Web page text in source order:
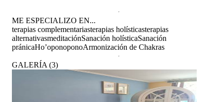
ME ESPECIALIZO EN...
terapias complementariasterapias holísticasterapias
alternativasmeditaciónSanación holísticaSanación
pránicaHo’oponoponoArmonización de Chakras
GALERÍA (3)